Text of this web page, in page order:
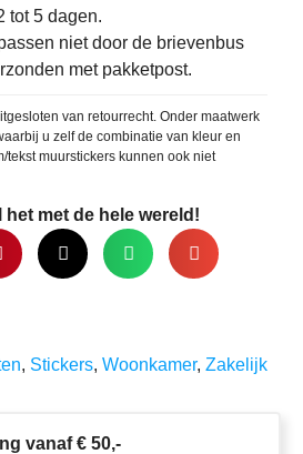
tot 5 dagen.
niet door de brievenbus
met pakketpost.
van retourrecht. Onder maatwerk
u zelf de combinatie van kleur en
tekst muurstickers kunnen ook niet
het met de hele wereld!
, Stickers, Woonkamer, Zakelijk
vanaf € 50,-